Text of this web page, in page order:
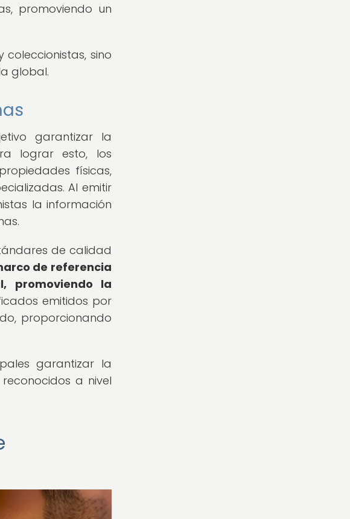
promoviendo un
sino
global.
garantizar la
lograr esto, los
físicas,
Al emitir
la información
de calidad
de referencia
promoviendo la
emitidos por
proporcionando
garantizar la
a nivel